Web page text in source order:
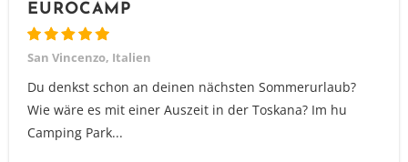
EUROCAMP
San Vincenzo, Italien
Du denkst schon an deinen nächsten Sommerurlaub?
Wie wäre es mit einer Auszeit in der Toskana? Im hu
Camping Park...